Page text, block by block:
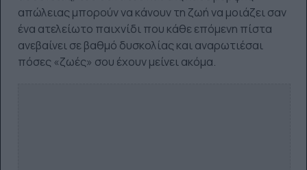
απώλειας μπορούν να κάνουν τη ζωή να μοιάζει σαν
ένα ατελείωτο παιχνίδι που κάθε επόμενη πίστα
ανεβαίνει σε βαθμό δυσκολίας και αναρωτιέσαι
πόσες «ζωές» σου έχουν μείνει ακόμα.